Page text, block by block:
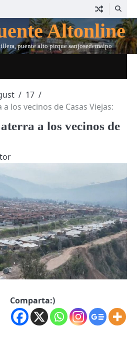
Altonline
puente alto pirque sanjosedemaipo
17
los vecinos de Casas Viejas:
a los vecinos de
Comparta:)